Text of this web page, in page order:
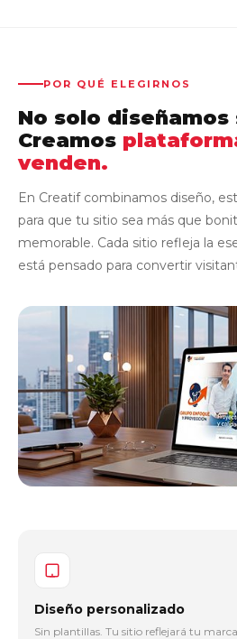
POR QUÉ ELEGIRNOS
No solo
Creamos
venden.
En Creatif combinamos diseño,
para que tu sitio sea más que
memorable. Cada sitio refleja la
está pensado para convertir
Diseño personalizado
Sin plantillas. Tu sitio reflejará tu